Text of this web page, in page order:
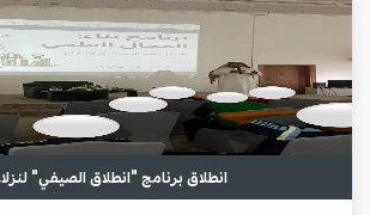
انطلاق برنامج "انطلاق الصيفي"